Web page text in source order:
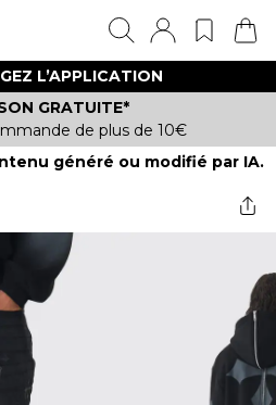
L’APPLICATION
GRATUITE*
de plus de 10€
généré ou modifié par IA.